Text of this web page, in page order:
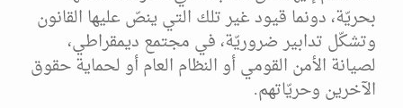
بحريّة، دونما قيود غير تلك التي ينصّ عليها القانون
وتشكّل تدابير ضروريّة، في مجتمع ديمقراطي،
لصيانة الأمن القومي أو النظام العام أو لحماية حقوق
الآخرين وحريّاتهم.